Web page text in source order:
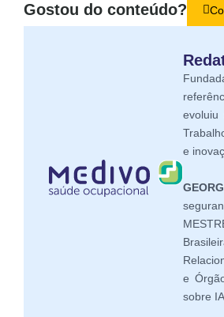
Gostou do conteúdo?
e
e
sobre